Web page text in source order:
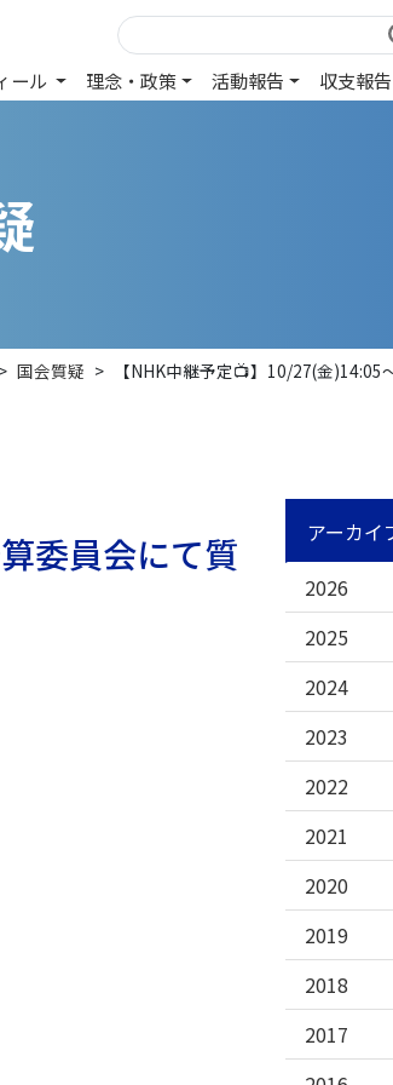
ール 理念・政策 活動報告 収支報告
> 国会質疑 > 【NHK中継予定📺】10/27(金
委員会にて質
アーカイ
2026
2025
2024
2023
2022
2021
2020
2019
2018
2017